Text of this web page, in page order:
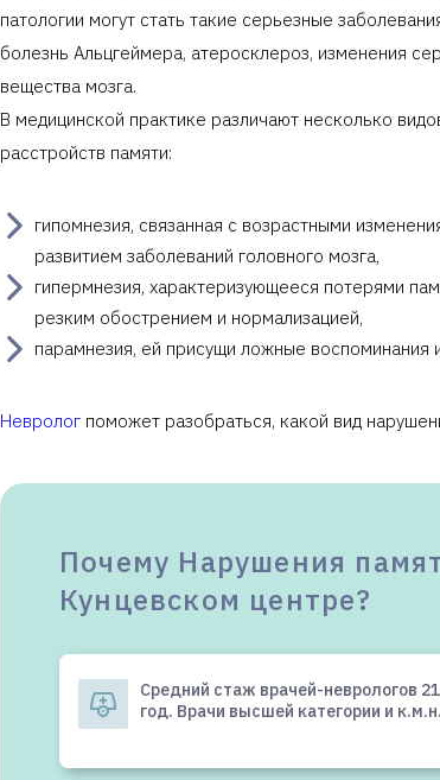
Клиника
патологии могут стать такие серьезные
болезнь Альцгеймера, атеросклероз, изменения
вещества мозга.
В медицинской практике различают несколько
расстройств памяти:
гипомнезия, связанная с возрастными
развитием заболеваний головного мозга,
гипермнезия, характеризующееся потерями
резким обострением и нормализацией,
парамнезия, ей присущи ложные воспоминания
Невролог поможет разобраться, какой вид
Почему Нарушения
Кунцевском центре?
Средний стаж врачей-неврологов 21
год. Врачи высшей категории и к.м.н.